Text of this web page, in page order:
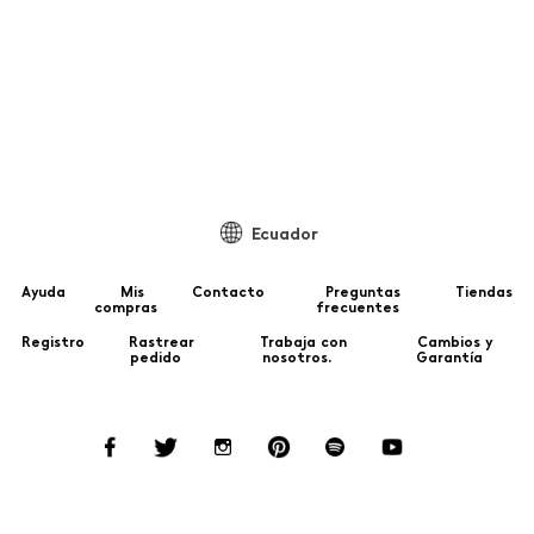
Ecuador
Ayuda
Mis
compras
Contacto
Preguntas
frecuentes
Tiendas
Registro
Rastrear
pedido
Trabaja con
nosotros.
Cambios y
Garantía